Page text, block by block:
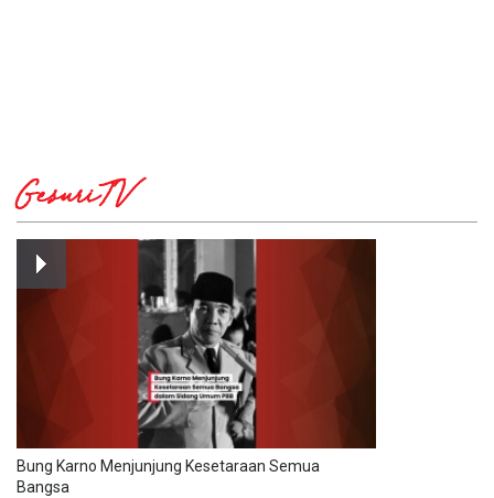
GesuriTV
Bung Karno Menjunjung Kesetaraan Semua
Bangsa